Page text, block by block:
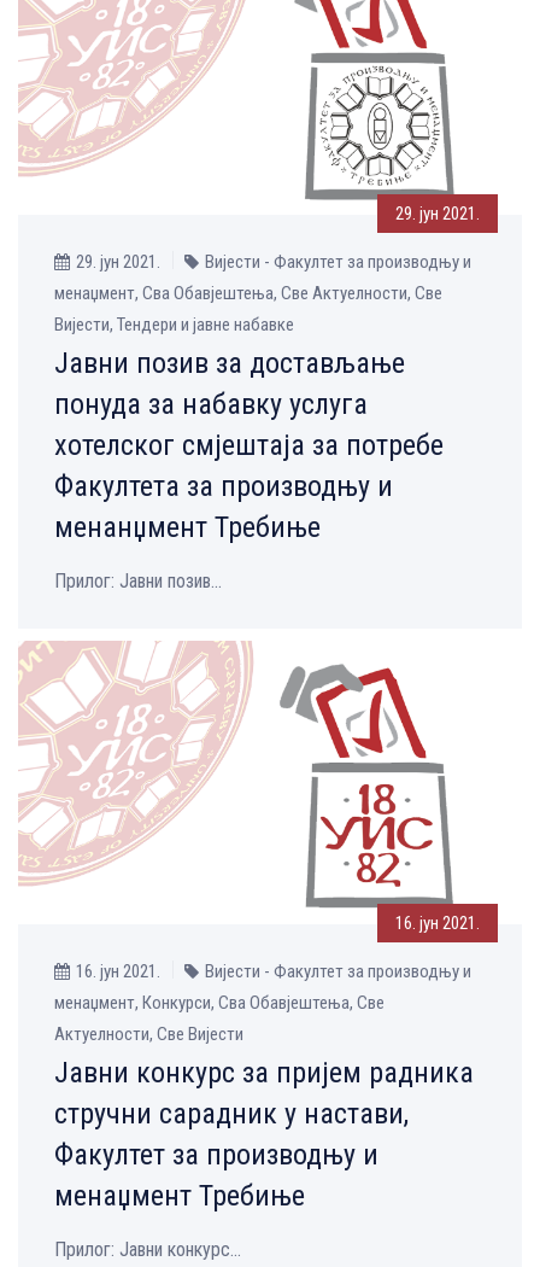
29. јун 2021.
29. јун 2021.
Вијести - Факултет за производњу и
менаџмент, Сва Обавјештења, Све Aктуелности, Све
Вијести, Тендери и јавне набавке
Јавни позив за достављање
понуда за набавку услуга
хотелског смјештаја за потребе
Факултета за производњу и
менанџмент Требиње
Прилог: Јавни позив...
16. јун 2021.
16. јун 2021.
Вијести - Факултет за производњу и
менаџмент, Конкурси, Сва Обавјештења, Све
Aктуелности, Све Вијести
Јавни конкурс за пријем радника
стручни сарадник у настави,
Факултет за производњу и
менаџмент Требиње
Прилог: Јавни конкурс...